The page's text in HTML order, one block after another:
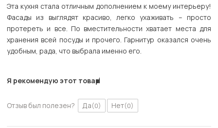
Эта кухня стала отличным дополнением к моему интерьеру!
Фасады из выглядят красиво, легко ухаживать – просто
протереть и все. По вместительности хватает места для
хранения всей посуды и прочего. Гарнитур оказался очень
удобным, рада, что выбрала именно его.
Я рекомендую этот товар
Отзыв был полезен? Да(0) Нет(0)